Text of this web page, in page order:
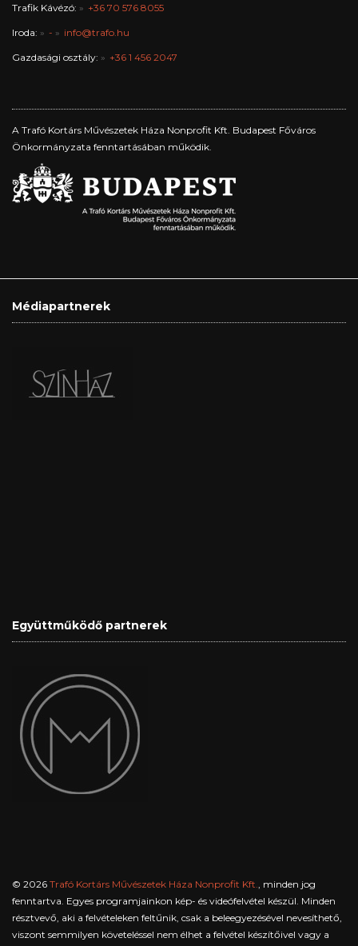
Trafik Kávézó: +36 70 576 8055
Iroda: - info@trafo.hu
Gazdasági osztály: +36 1 456 2047
A Trafó Kortárs Művészetek Háza Nonprofit Kft. Budapest Főváros
Önkormányzata fenntartásában működik.
Médiapartnerek
Együttműködő partnerek
© 2026 Trafó Kortárs Művészetek Háza Nonprofit Kft.
, minden jog
fenntartva. Egyes programjainkon kép- és videófelvétel készül. Minden
résztvevő, aki a felvételeken feltűnik, csak a beleegyezésével nevesíthető,
viszont semmilyen követeléssel nem élhet a felvétel készítőivel vagy a